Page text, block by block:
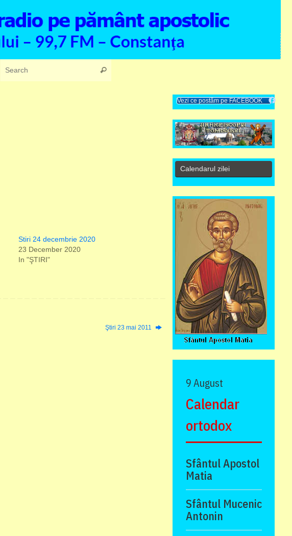
Search
Stiri 24 decembrie 2020
23 December 2020
In "ŞTIRI"
Ştiri 23 mai 2011
Vezi ce postăm pe FACEBOOK
Calendarul zilei
9 August
Calendar
ortodox
Sfântul Apostol
Matia
Sfântul Mucenic
Antonin